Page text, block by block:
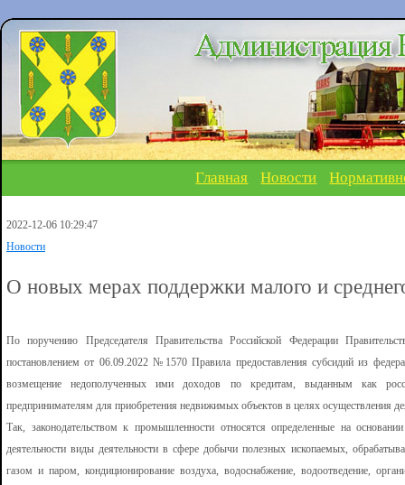
Главная Новости
2022-12-06 10:29:47
Новости
О новых мерах поддержки малого и
По поручению Председателя Правительства Российской Федерации
постановлением от 06.09.2022 №1570 Правила предоставления субсидий из
возмещение недополученных ими доходов по кредитам, выданным как
предпринимателям для приобретения недвижимых объектов в целях осуществления
Так, законодательством к промышленности относятся определенные на
деятельности виды деятельности в сфере добычи полезных ископаемых,
газом и паром, кондиционирование воздуха, водоснабжение, водоотведение,